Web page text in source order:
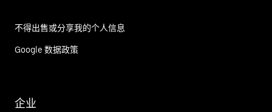
不得出售或分享我的个人信息
Google 数据政策
企业